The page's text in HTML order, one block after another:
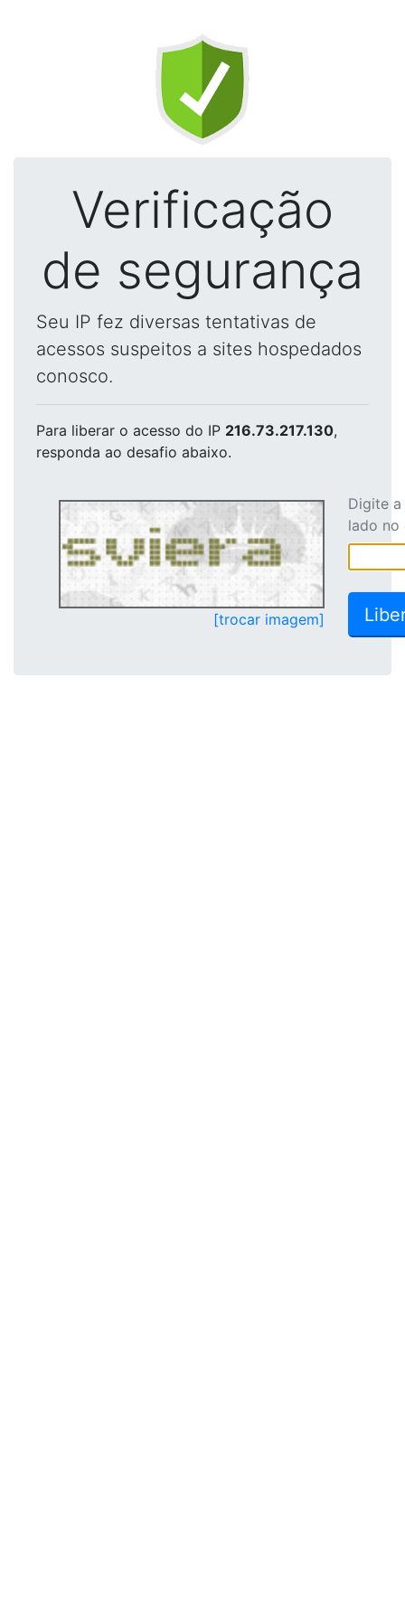
Verificação
de segurança
Seu IP fez diversas tentativas de
acessos suspeitos a sites hospedados
conosco.
Para liberar o acesso do IP 216.73.217.130,
responda ao desafio abaixo.
[trocar imagem]
Digite
lado no